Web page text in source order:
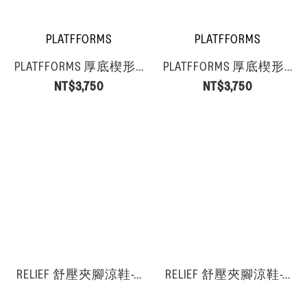
PLATFFORMS
PLATFFORMS 厚底楔形...
NT$3,750
PLATFFORMS
PLATFFORMS 厚底楔形...
NT$3,750
RELIEF 舒壓夾腳涼鞋-...
RELIEF 舒壓夾腳涼鞋-...